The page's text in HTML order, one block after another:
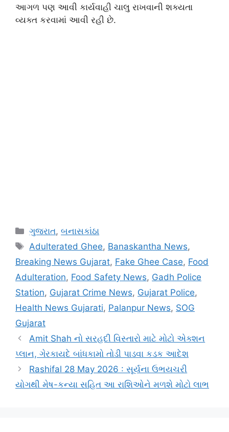
આગળ પણ આવી કાર્યવાહી ચાલુ રાખવાની શક્યતા
વ્યક્ત કરવામાં આવી રહી છે.
Categories
ગુજરાત,બનાસકાંઠા
Tags
Adulterated Ghee, Banaskantha News,
Breaking News Gujarat, Fake Ghee Case, Food
Adulteration, Food Safety News, Gadh Police
Station, Gujarat Crime News, Gujarat Police,
Health News Gujarati, Palanpur News, SOG
Gujarat
Amit Shah નો સરહદી વિસ્તારો માટે મોટો એક્શન
પ્લાન, ગેરકાયદે બાંધકામો તોડી પાડવા કડક આદેશ
Rashifal 28 May 2026 : સૂર્યના ઉભયચરી
યોગથી મેષ-કન્યા સહિત આ રાશિઓને મળશે મોટો લાભ